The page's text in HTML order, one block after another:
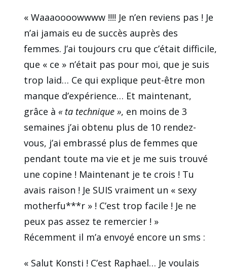
« Waaaoooowwww !!!! Je n’en reviens pas ! Je
n’ai jamais eu de succès auprès des
femmes. J’ai toujours cru que c’était difficile,
que « ce » n’était pas pour moi, que je suis
trop laid… Ce qui explique peut-être mon
manque d’expérience… Et maintenant,
grâce à « ta technique », en moins de 3
semaines j’ai obtenu plus de 10 rendez-
vous, j’ai embrassé plus de femmes que
pendant toute ma vie et je me suis trouvé
une copine ! Maintenant je te crois ! Tu
avais raison ! Je SUIS vraiment un « sexy
motherfu***r » ! C’est trop facile ! Je ne
peux pas assez te remercier ! »
Récemment il m’a envoyé encore un sms :
« Salut Konsti ! C’est Raphael… Je voulais